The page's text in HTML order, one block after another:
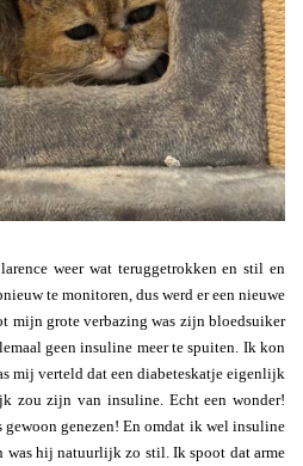
weer wat teruggetrokken en stil en
te monitoren, dus werd er een nieuwe
mijn grote verbazing was zijn bloedsuiker
geen insuline meer te spuiten. Ik kon
mij verteld dat een diabeteskatje eigenlijk
zou zijn van insuline. Echt een wonder!
gewoon genezen! En omdat ik wel insuline
was hij natuurlijk zo stil. Ik spoot dat arme